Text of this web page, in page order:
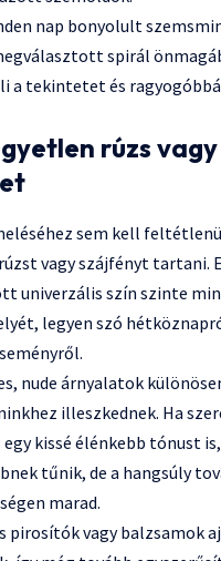
nap bonyolult
spirál
a tekintetet és
rúzs
sem kell
vagy szájfényt tartani.
univerzális szín szinte
legyen szó
nude árnyalatok
illeszkednek. Ha
kissé élénkebb tónust
tűnik, de a hangsúly
marad.
pirosítók vagy balzsamok